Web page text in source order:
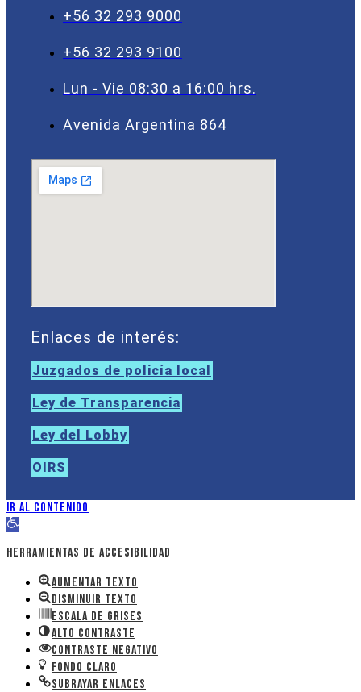
+56 32 293 9000
+56 32 293 9100
Lun - Vie 08:30 a 16:00 hrs.
Avenida Argentina 864
Enlaces de interés:
Juzgados de policía local
Ley de Transparencia
Ley del Lobby
OIRS
Ir al contenido
Abrir barra de herramientas
Herramientas de accesibilidad
Aumentar texto
Disminuir texto
Escala de grises
Alto contraste
Contraste negativo
Fondo claro
Subrayar enlaces